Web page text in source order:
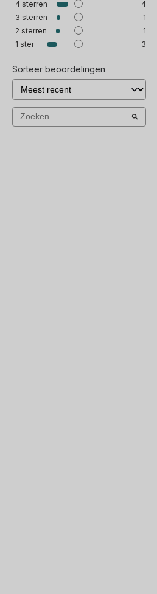
4 sterren
4
3 sterren
1
2 sterren
1
1 ster 3
Sorteer beoordelingen